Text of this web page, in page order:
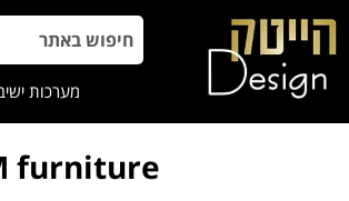
מערכות
furniture